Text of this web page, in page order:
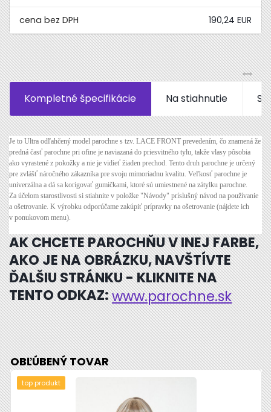
190,24 EUR
Kompletné špecifikácie Na stiahnutie
Je to Ultra odľahčený model parochne s tzv. LACE FRONT prevedením, čo znamená že
predná časť parochne pri ofine je naviazaná do priesvitného tylu, takže vlasy pôsobia
ako vyrastené z pokožky a nie je vidieť žiaden prechod. Tento druh parochne je určený
pre zvlášť náročného zákazníka pre svoju mimoriadnu kvalitu. Veľkosť parochne je
univerzálna a dá sa korigovať gumičkami, ktoré sú umiestnené na zátylku parochne.
Za účelom starostlivosti si stiahnite v položke "Návody" príslušný návod na používanie
a ošetrovanie. K výrobku odporúčame zakúpiť prípravky na ošetrovanie (nájdete ich
v ponukovom menu).
AK CHCETE PAROCHŇU V INEJ FARBE,
AKO JE NA OBRÁZKU, NAVŠTÍVTE
ĎALŠIU STRÁNKU - KLIKNITE NA
TENTO ODKAZ:www.parochne.sk
OBĽÚBENÝ TOVAR
top produkt